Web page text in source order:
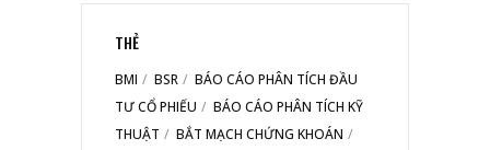
THẺ
BMI BSR
BÁO CÁO PHÂN TÍCH ĐẦU
TƯ CỔ PHIẾU
BÁO CÁO PHÂN TÍCH KỸ
THUẬT
BẮT MẠCH CHỨNG KHOÁN